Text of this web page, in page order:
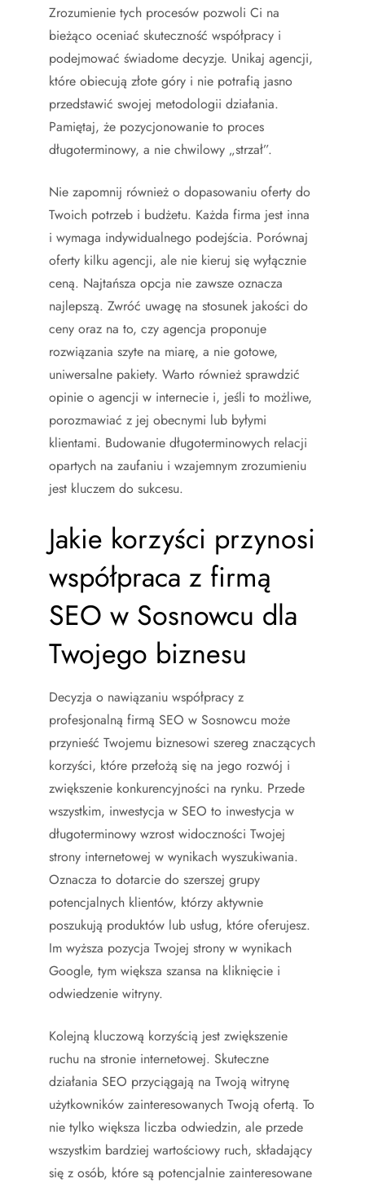
Zrozumienie tych procesów pozwoli Ci na
bieżąco oceniać skuteczność współpracy i
podejmować świadome decyzje. Unikaj agencji,
które obiecują złote góry i nie potrafią jasno
przedstawić swojej metodologii działania.
Pamiętaj, że pozycjonowanie to proces
długoterminowy, a nie chwilowy „strzał”.
Nie zapomnij również o dopasowaniu oferty do
Twoich potrzeb i budżetu. Każda firma jest inna
i wymaga indywidualnego podejścia. Porównaj
oferty kilku agencji, ale nie kieruj się wyłącznie
ceną. Najtańsza opcja nie zawsze oznacza
najlepszą. Zwróć uwagę na stosunek jakości do
ceny oraz na to, czy agencja proponuje
rozwiązania szyte na miarę, a nie gotowe,
uniwersalne pakiety. Warto również sprawdzić
opinie o agencji w internecie i, jeśli to możliwe,
porozmawiać z jej obecnymi lub byłymi
klientami. Budowanie długoterminowych relacji
opartych na zaufaniu i wzajemnym zrozumieniu
jest kluczem do sukcesu.
Jakie korzyści przynosi
współpraca z firmą
SEO w Sosnowcu dla
Twojego biznesu
Decyzja o nawiązaniu współpracy z
profesjonalną firmą SEO w Sosnowcu może
przynieść Twojemu biznesowi szereg znaczących
korzyści, które przełożą się na jego rozwój i
zwiększenie konkurencyjności na rynku. Przede
wszystkim, inwestycja w SEO to inwestycja w
długoterminowy wzrost widoczności Twojej
strony internetowej w wynikach wyszukiwania.
Oznacza to dotarcie do szerszej grupy
potencjalnych klientów, którzy aktywnie
poszukują produktów lub usług, które oferujesz.
Im wyższa pozycja Twojej strony w wynikach
Google, tym większa szansa na kliknięcie i
odwiedzenie witryny.
Kolejną kluczową korzyścią jest zwiększenie
ruchu na stronie internetowej. Skuteczne
działania SEO przyciągają na Twoją witrynę
użytkowników zainteresowanych Twoją ofertą. To
nie tylko większa liczba odwiedzin, ale przede
wszystkim bardziej wartościowy ruch, składający
się z osób, które są potencjalnie zainteresowane